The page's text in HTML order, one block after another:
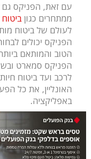
עם זאת, הפניקס
ממתחרים כגון
לעולם של ביטוח
הפניקס יכולים
הטוב והמותאם
הפניקס סמארט
לרכב ועד ביטוח
האונליין, את כל
באפליקציה.